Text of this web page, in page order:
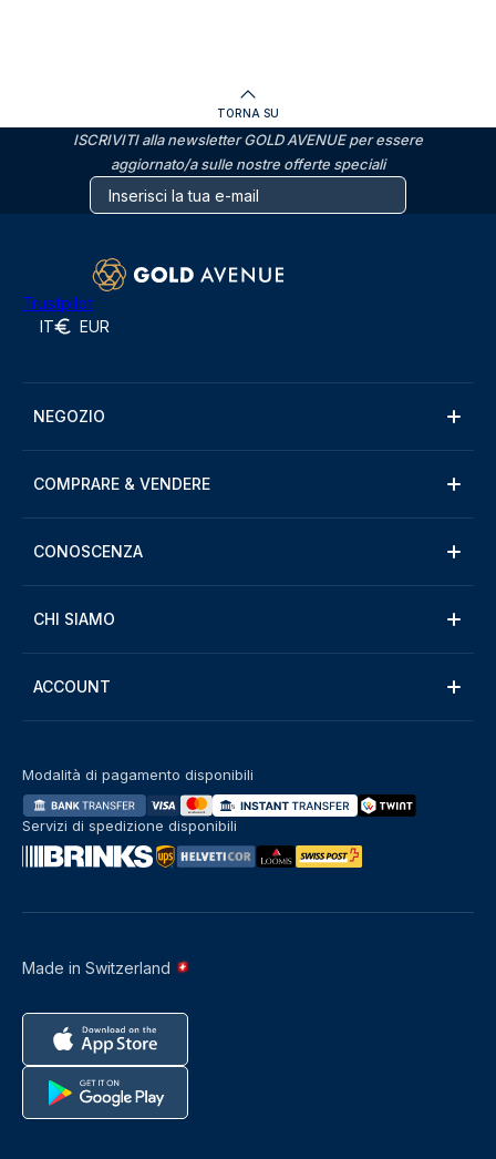
TORNA SU
ISCRIVITI alla newsletter GOLD AVENUE per essere
aggiornato/a sulle nostre offerte speciali
Trustpilot
IT EUR
NEGOZIO
COMPRARE & VENDERE
CONOSCENZA
CHI SIAMO
ACCOUNT
Made in Switzerland
Modalità di pagamento disponibili
Servizi di spedizione disponibili